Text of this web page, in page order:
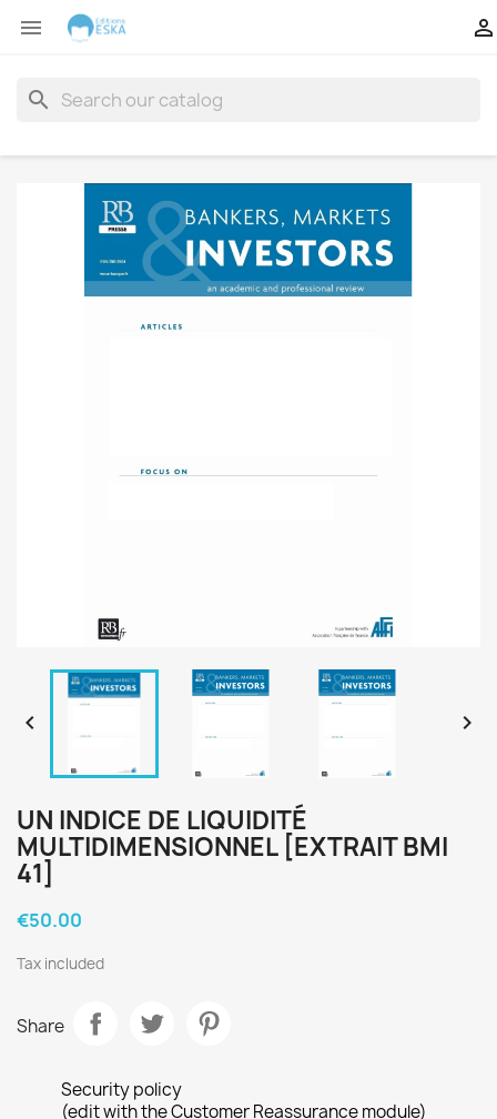
 
search
 
UN INDICE DE LIQUIDITÉ
MULTIDIMENSIONNEL [EXTRAIT BMI
41]
€50.00
Tax included
Share
Security policy
(edit with the Customer Reassurance module)